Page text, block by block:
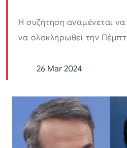
Η συζήτηση αναμένεται
να ολοκληρωθεί την
26 Mar 2024